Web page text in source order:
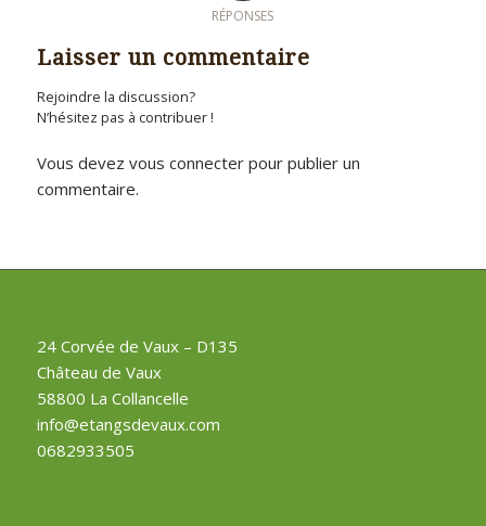
RÉPONSES
Laisser un commentaire
Rejoindre la discussion?
N’hésitez pas à contribuer !
Vous devez vous connecterpour publier un
commentaire.
24 Corvée de Vaux – D135
Château de Vaux
58800 La Collancelle
info@etangsdevaux.com
0682933505